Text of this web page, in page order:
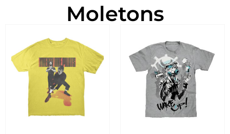
Moletons